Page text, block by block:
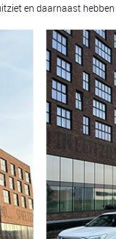
en daarnaast